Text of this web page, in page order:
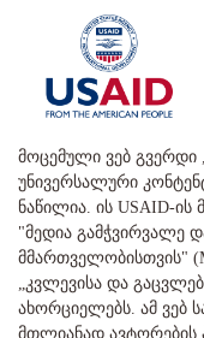
მოცემული ვებ გვერდი
უნივერსალური
ნაწილია. ის USAID-
"მედია გამჭვირვალე
მმართველობისთვის"
„კვლევისა და
ახორციელებს. ამ ვებ
მთლიანად ავტორების